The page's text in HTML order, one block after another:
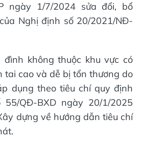
ngày 1/7/2024 sửa đổi, bổ
Nghị định số 20/2021/NĐ-
không thuộc khu vực có
tai cao và dễ bị tổn thương do
dụng theo tiêu chí quy định
QĐ-BXD ngày 20/1/2025
dựng về hướng dẫn tiêu chí